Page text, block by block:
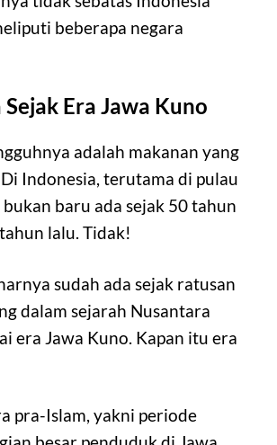
beberapa negara
Era Jawa Kuno
adalah makanan yang
Indonesia, terutama di pulau
baru ada sejak 50 tahun
lalu. Tidak!
sudah ada sejak ratusan
dalam sejarah Nusantara
era Jawa Kuno. Kapan itu era
pra-Islam, yakni periode